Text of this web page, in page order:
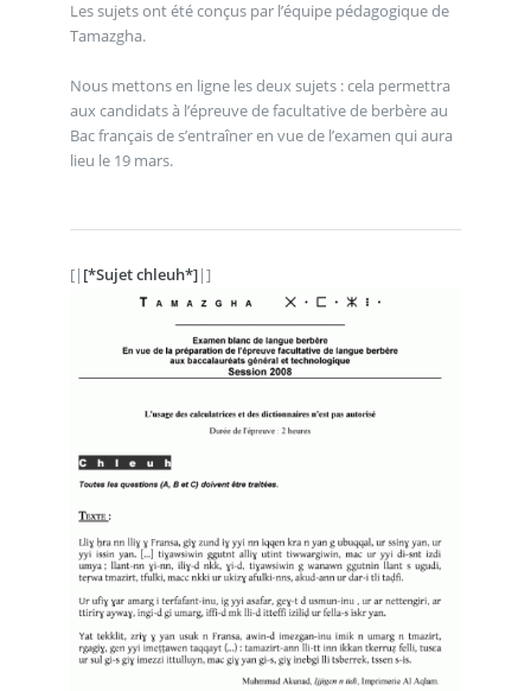
Les sujets ont été conçus par l’équipe pédagogique de
Tamazgha.
Nous mettons en ligne les deux sujets : cela permettra
aux candidats à l’épreuve de facultative de berbère au
Bac français de s’entraîner en vue de l’examen qui aura
lieu le 19 mars.
[| [*Sujet chleuh*]|]